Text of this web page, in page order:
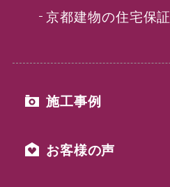
京都建物の住宅保証
施工事例
お客様の声